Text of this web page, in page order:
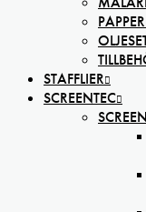
STAFFLIER
SCREENTEC